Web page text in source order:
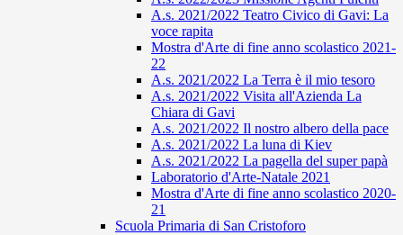
A.s. 2021/2022 Teatro Civico di Gavi: La
voce rapita
Mostra d'Arte di fine anno scolastico 2021-
22
A.s. 2021/2022 La Terra è il mio tesoro
A.s. 2021/2022 Visita all'Azienda La
Chiara di Gavi
A.s. 2021/2022 Il nostro albero della pace
A.s. 2021/2022 La luna di Kiev
A.s. 2021/2022 La pagella del super papà
Laboratorio d'Arte-Natale 2021
Mostra d'Arte di fine anno scolastico 2020-
21
Scuola Primaria di San Cristoforo